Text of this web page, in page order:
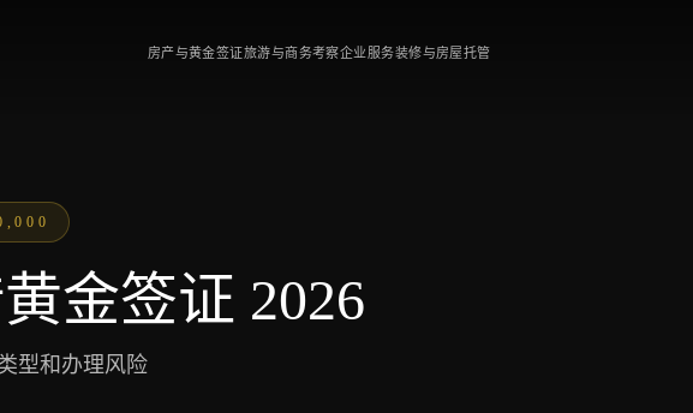
房产与黄金签证旅游与商务考察企业服务装修与房屋托管
金签证 2026
型和办理风险